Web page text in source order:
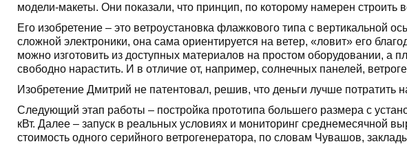
модели-макеты. Они показали, что принцип, по которому намерен строить
Его изобретение – это ветроустановка флажкового типа с вертикальной
сложной электроники, она сама ориентируется на ветер, «ловит» его
можно изготовить из доступных материалов на простом оборудовании, а
свободно нарастить. И в отличие от, например, солнечных панелей,
Изобретение Дмитрий не патентовал, решив, что деньги лучше потратить
Следующий этап работы – постройка прототипа большего размера с
кВт. Далее – запуск в реальных условиях и мониторинг среднемесячной
стоимость одного серийного ветрогенератора, по словам Чувашов,